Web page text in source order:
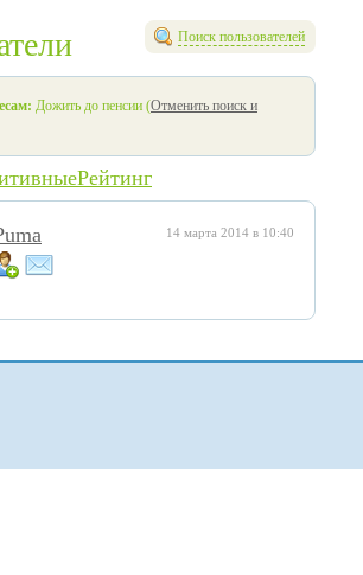
Поиск пользователей
Дожить до пенсии (Отменить поиск и
Рейтинг
14 марта 2014 в 10:40